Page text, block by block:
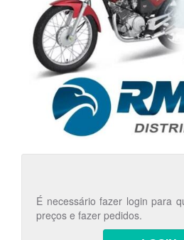
É necessário fazer login para
preços e fazer pedidos.